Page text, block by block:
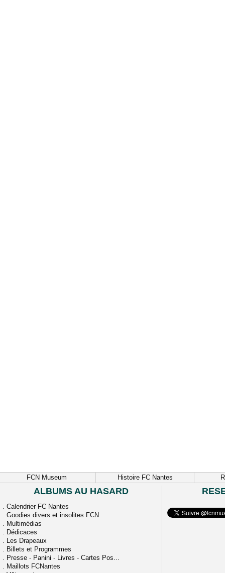
FCN Museum Histoire FC Nantes
ALBUMS AU HASARD
. Calendrier FC Nantes
. Goodies divers et insolites FCN
. Multimédias
. Dédicaces
. Les Drapeaux
. Billets et Programmes
. Presse - Panini - Livres - Cartes Pos...
. Maillots FCNantes